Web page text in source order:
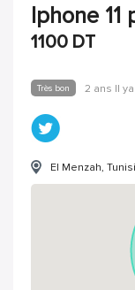
Iphone
1100 DT
Très bon 2 ans Il ya
El Menzah,